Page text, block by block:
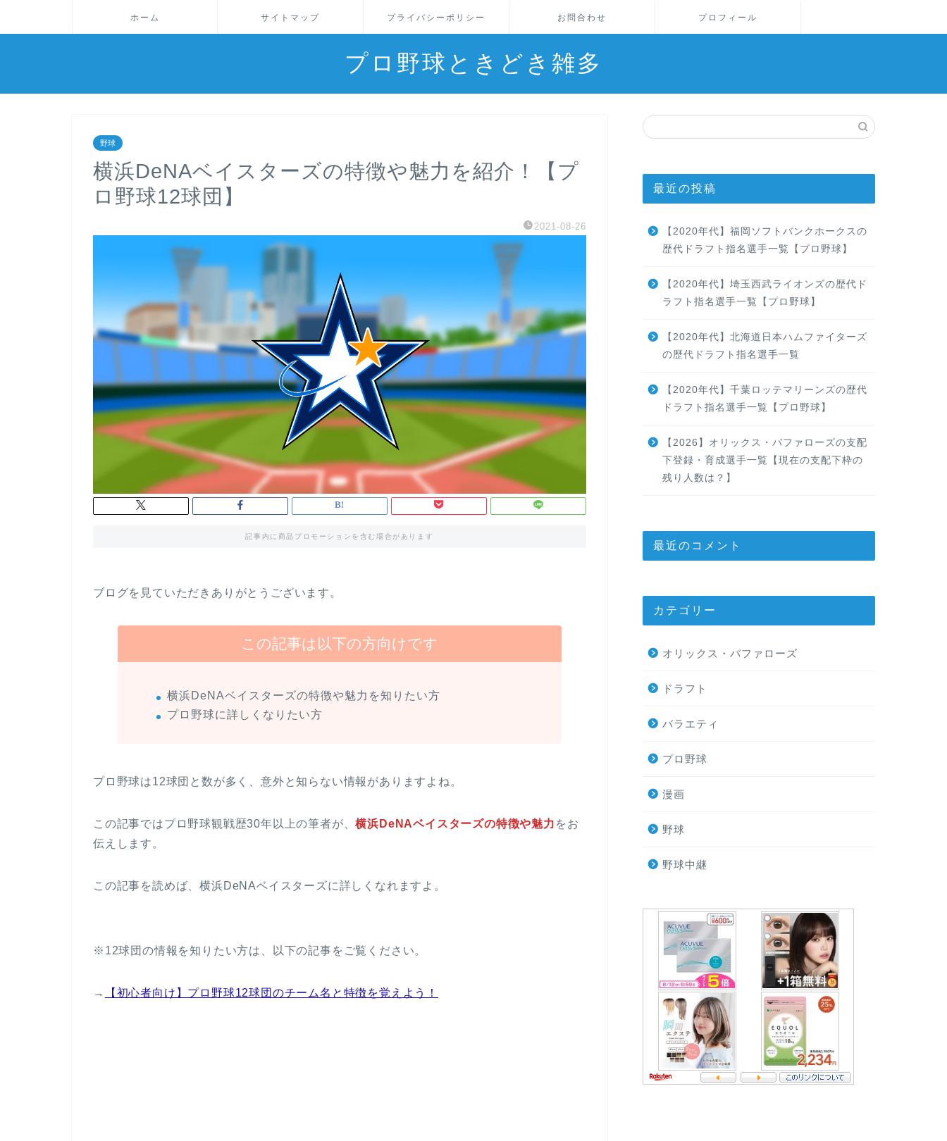
ホーム サイトマップ プライバシーポリシー お問合わせ プロフィール
プロ野球ときどき雑多
野球
横浜DeNAベイスターズの特徴や魅力を紹介！【プ
ロ野球12球団】
2021-08-26
記事内に商品プロモーションを含む場合があります
ブログを見ていただきありがとうございます。
この記事は以下の方向けです
横浜DeNAベイスターズの特徴や魅力を知りたい方
プロ野球に詳しくなりたい方
プロ野球は12球団と数が多く、意外と知らない情報がありますよね。
この記事ではプロ野球観戦歴30年以上の筆者が、横浜DeNAベイスターズの特徴や魅力 をお
伝えします。
この記事を読めば、横浜DeNAベイスターズに詳しくなれますよ。
※12球団の情報を知りたい方は、以下の記事をご覧ください。
→ 【初心者向け】プロ野球12球団のチーム名と特徴を覚えよう！
最近の投稿
【2020年代】福岡ソフトバンクホークスの
歴代ドラフト指名選手一覧【プロ野球】
【2020年代】埼玉西武ライオンズの歴代ド
ラフト指名選手一覧【プロ野球】
【2020年代】北海道日本ハムファイターズ
の歴代ドラフト指名選手一覧
【2020年代】千葉ロッテマリーンズの歴代
ドラフト指名選手一覧【プロ野球】
【2026】オリックス・バファローズの支配
下登録・育成選手一覧【現在の支配下枠の
残り人数は？】
最近のコメント
カテゴリー
オリックス・バファローズ
ドラフト
バラエティ
プロ野球
漫画
野球
野球中継